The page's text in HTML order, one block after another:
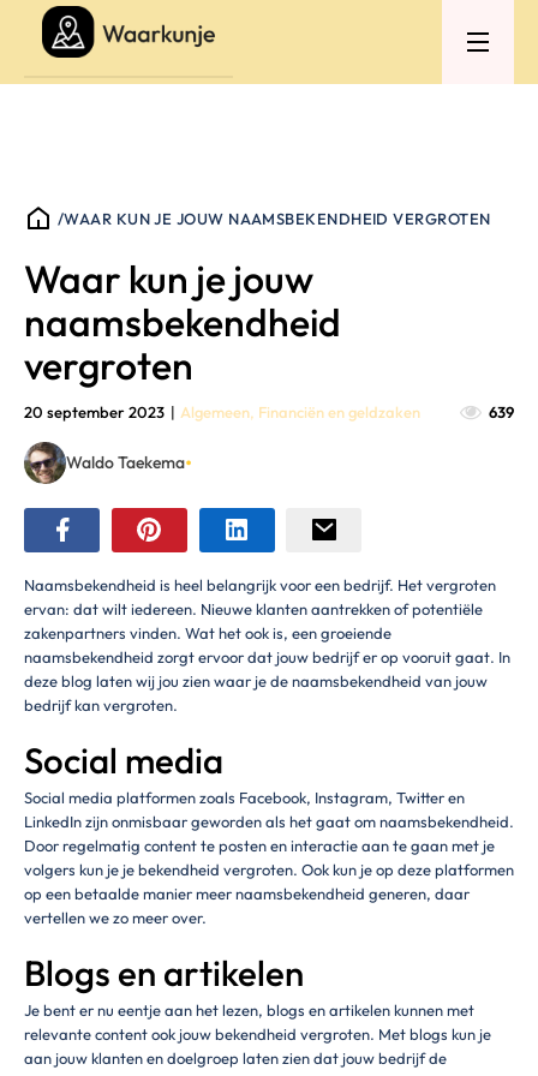
/WAAR KUN JE JOUW NAAMSBEKENDHEID VERGROTEN
Waar kun je jouw
naamsbekendheid
vergroten
20 september 2023 | Algemeen, Financiën en geldzaken 639
Waldo Taekema•
Naamsbekendheid is heel belangrijk voor een bedrijf. Het vergroten
ervan: dat wilt iedereen. Nieuwe klanten aantrekken of potentiële
zakenpartners vinden. Wat het ook is, een groeiende
naamsbekendheid zorgt ervoor dat jouw bedrijf er op vooruit gaat. In
deze blog laten wij jou zien waar je de naamsbekendheid van jouw
bedrijf kan vergroten.
Social media
Social media platformen zoals Facebook, Instagram, Twitter en
LinkedIn zijn onmisbaar geworden als het gaat om naamsbekendheid.
Door regelmatig content te posten en interactie aan te gaan met je
volgers kun je je bekendheid vergroten. Ook kun je op deze platformen
op een betaalde manier meer naamsbekendheid generen, daar
vertellen we zo meer over.
Blogs en artikelen
Je bent er nu eentje aan het lezen, blogs en artikelen kunnen met
relevante content ook jouw bekendheid vergroten. Met blogs kun je
aan jouw klanten en doelgroep laten zien dat jouw bedrijf de